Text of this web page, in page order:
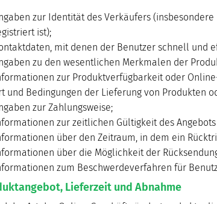
zur Identität des Verkäufers
ist);
mit denen der Benutzer schnell und
zu den wesentlichen Merkmalen der
zur Produktverfügbarkeit oder
und Bedingungen der Lieferung von Produkten
zur Zahlungsweise;
zur zeitlichen Gültigkeit des
über den Zeitraum, in dem ein
über die Möglichkeit der
zum Beschwerdeverfahren für
Lieferzeit und Abnahme